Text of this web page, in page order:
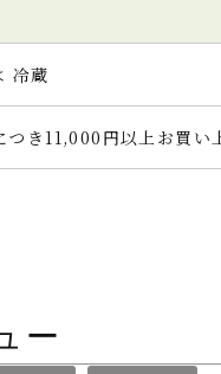
冷蔵
き11,000円以上お買い
ー